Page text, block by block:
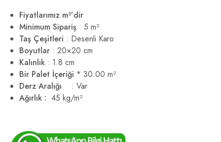
Fiyatlarımız m²’dir
Minimum Sipariş : 5 m²
Taş Çeşitleri : Desenli Karo
Boyutlar : 20×20 cm
Kalınlık : 1.8 cm
Bir Palet İçeriği * 30.00 m²
Derz Aralığı
: Var
Ağırlık : 45 kg/m²